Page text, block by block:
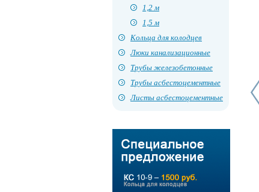
1,2 м
1,5 м
Кольца для колодцев
Люки канализационные
Трубы железобетонные
Трубы асбестоцементные
Листы асбестоцементные